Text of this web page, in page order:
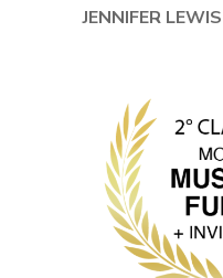
JENNIFER LEWIS